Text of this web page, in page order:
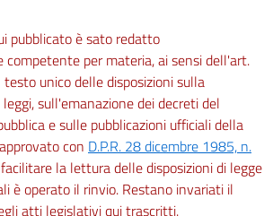
pubblicato è sato redatto
per materia, ai sensi dell'art.
unico delle disposizioni sulla
sull'emanazione dei decreti del
e sulle pubblicazioni ufficiali della
con D.P.R. 28 dicembre 1985, n.
la lettura delle disposizioni di legge
è operato il rinvio. Restano invariati il
atti legislativi qui trascritti.